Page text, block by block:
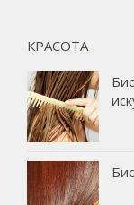
КРАСОТА